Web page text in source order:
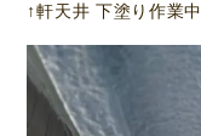
↑軒天井 下塗り作業中